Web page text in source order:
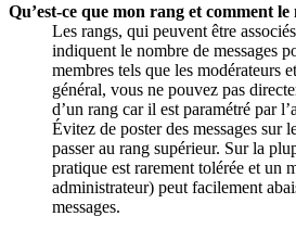
Qu’est-ce que mon rang et comment
Les rangs, qui peuvent être
indiquent le nombre de messages
membres tels que les modérateurs
général, vous ne pouvez pas
d’un rang car il est paramétré par
Évitez de poster des messages sur
passer au rang supérieur. Sur la
pratique est rarement tolérée et un
administrateur) peut facilement
messages.